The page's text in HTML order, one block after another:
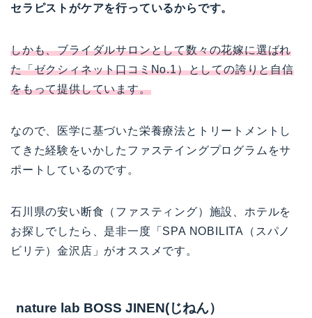
セラピストがケアを行っているからです。
しかも、ブライダルサロンとして数々の花嫁に選ばれ
た「ゼクシィネット口コミNo.1）としての誇りと自信
をもって提供しています。
なので、医学に基づいた栄養療法とトリートメントし
てきた経験をいかしたファステイングプログラムをサ
ポートしているのです。
石川県の安い断食（ファスティング）施設、ホテルを
お探しでしたら、是非一度「SPA NOBILITA（スパノ
ビリテ）金沢店」がオススメです。
nature lab BOSS JINEN(じねん）